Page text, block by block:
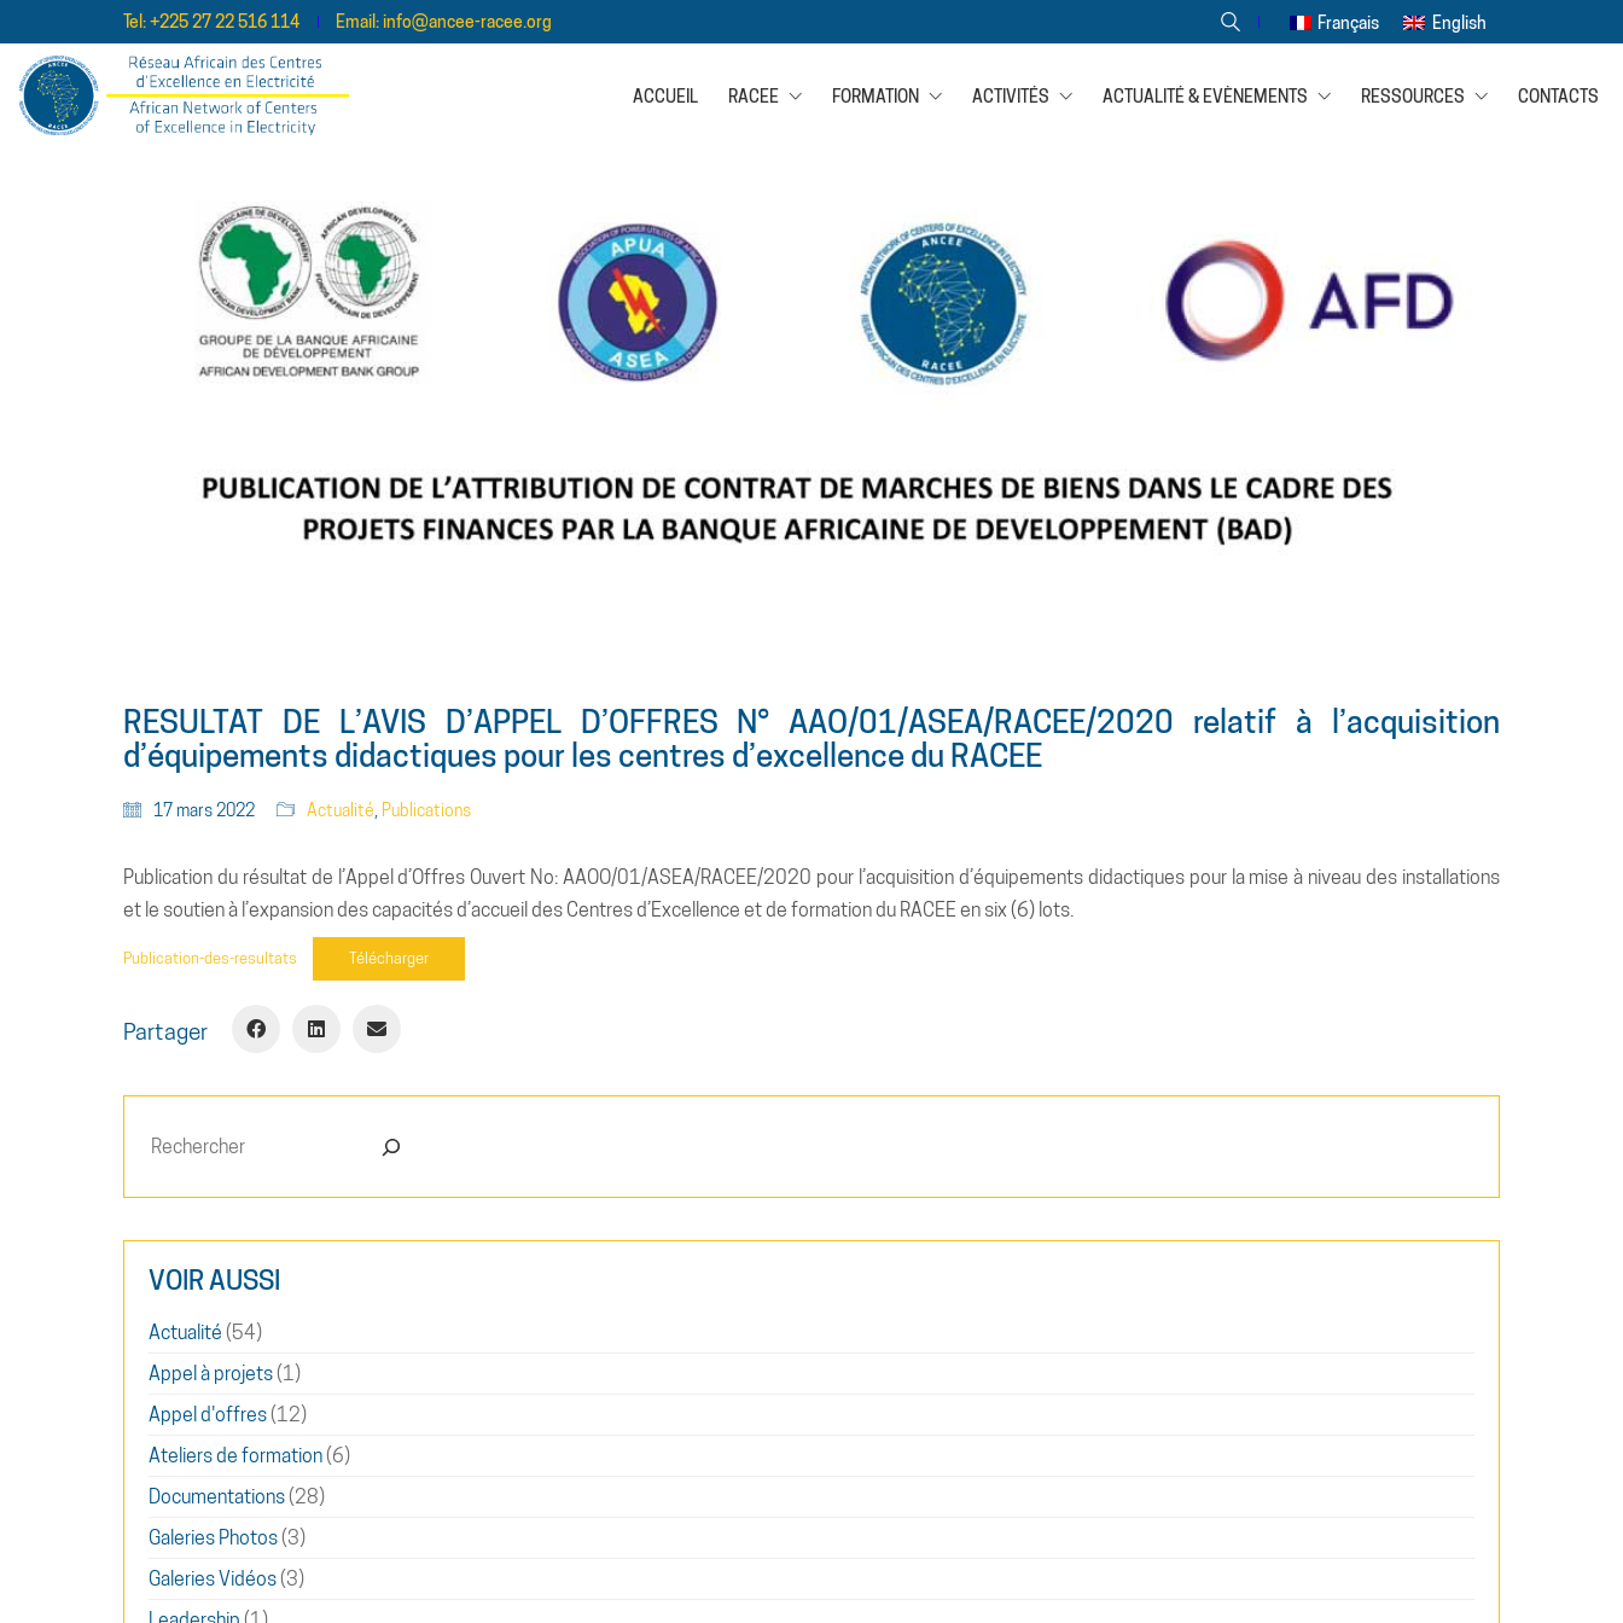
Tel:+225 27 22 516 114 Email:info@ancee-racee.org Français English
ACCUEIL RACEE FORMATION ACTIVITÉS ACTUALITÉ & EVÈNEMENTS RESSOURCES CONTACTS
RESULTAT DE L’AVIS D’APPEL D’OFFRES N° AAO/01/ASEA/RACEE/2020 relatif à l’acquisition
d’équipements didactiques pour les centres d’excellence du RACEE
17 mars 2022 Actualité Publications
Publication du résultat de l’Appel d’Offres Ouvert No: AAOO/01/ASEA/RACEE/2020 pour l’acquisition d’équipements didactiques pour la mise à niveau des installations
et le soutien à l’expansion des capacités d’accueil des Centres d’Excellence et de formation du RACEE en six (6) lots.
Publication-des-resultats Télécharger
Partager
Rechercher
VOIR AUSSI
Actualité (54)
Appel à projets(1)
Appel d'offres(12)
Ateliers de formation(6)
Documentations(28)
Galeries Photos(3)
Galeries Vidéos(3)